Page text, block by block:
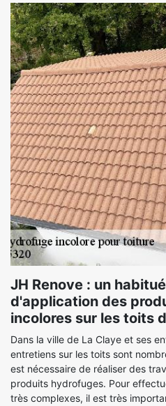
JH Renove : un
d'application des
incolores sur les toits
Dans la ville de La Claye et ses
entretiens sur les toits sont
est nécessaire de réaliser des
produits hydrofuges. Pour
très complexes, il est très